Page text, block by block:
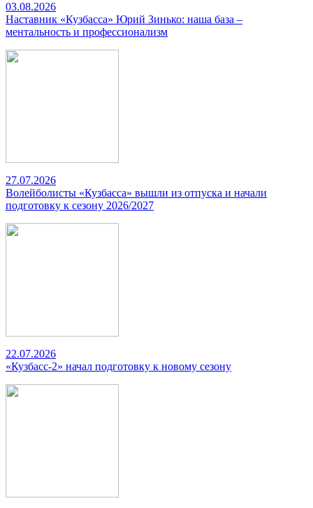
03.08.2026
Наставник «Кузбасса» Юрий Зинько: наша база –
ментальность и профессионализм
27.07.2026
Волейболисты «Кузбасса» вышли из отпуска и начали
подготовку к сезону 2026/2027
22.07.2026
«Кузбасс-2» начал подготовку к новому сезону